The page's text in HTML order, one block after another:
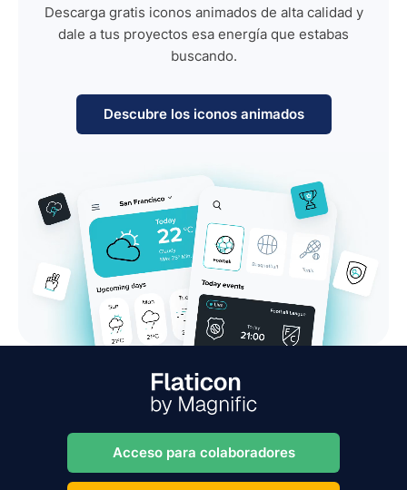
Descarga gratis iconos animados de alta calidad y
dale a tus proyectos esa energía que estabas
buscando.
Descubre los iconos animados
Acceso para colaboradores